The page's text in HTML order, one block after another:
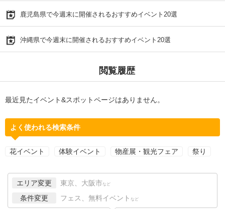
鹿児島県で今週末に開催されるおすすめイベント20選
沖縄県で今週末に開催されるおすすめイベント20選
閲覧履歴
最近見たイベント&スポットページはありません。
よく使われる検索条件
花イベント 体験イベント 物産展・観光フェア 祭り
エリア変更 東京、大阪市 など
条件変更 フェス、無料イベント など